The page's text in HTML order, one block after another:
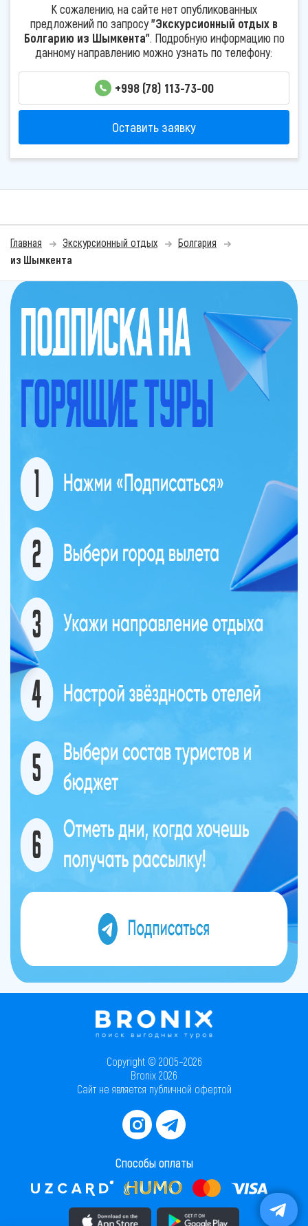
К сожалению, на сайте нет опубликованных
предложений по запросу"Экскурсионный отдых в
Болгарию из Шымкента". Подробную информацию по
данному направлению можно узнать по телефону:
+998 (78) 113-73-00
Оставить заявку
Главная Экскурсионный отдых
Болгария
из Шымкента
Copyright © 2005–2026
Bronix 2026
Сайт не является публичной офертой
Способы оплаты
Скачать приложение в AppStore Скачать приложение в PlayMarket